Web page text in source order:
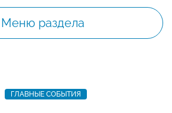
Меню раздела
ГЛАВНЫЕ СОБЫТИЯ